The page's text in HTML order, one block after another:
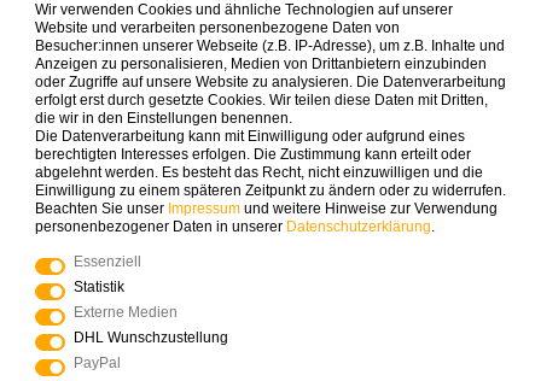
Zahlungsarten die wir anbieten
Mehr Spielinspiration gefällig?
© Copyright 2025 Logoplay-Holzspiele Alle Rechte
vorbehalten
Wir verwenden Cookies und ähnliche Technologien auf unserer
Website und verarbeiten personenbezogene Daten von
Besucher:innen unserer Webseite (z.B. IP-Adresse), um z.B. Inhalte und
Anzeigen zu personalisieren, Medien von Drittanbietern einzubinden
oder Zugriffe auf unsere Website zu analysieren. Die Datenverarbeitung
erfolgt erst durch gesetzte Cookies. Wir teilen diese Daten mit Dritten,
die wir in den Einstellungen benennen.
Die Datenverarbeitung kann mit Einwilligung oder aufgrund eines
berechtigten Interesses erfolgen. Die Zustimmung kann erteilt oder
abgelehnt werden. Es besteht das Recht, nicht einzuwilligen und die
Einwilligung zu einem späteren Zeitpunkt zu ändern oder zu widerrufen.
Beachten Sie unser Impressum und weitere Hinweise zur Verwendung
personenbezogener Daten in unserer Daten­schutz­erklärung.
Essenziell
Statistik
Externe Medien
DHL Wunschzustellung
PayPal